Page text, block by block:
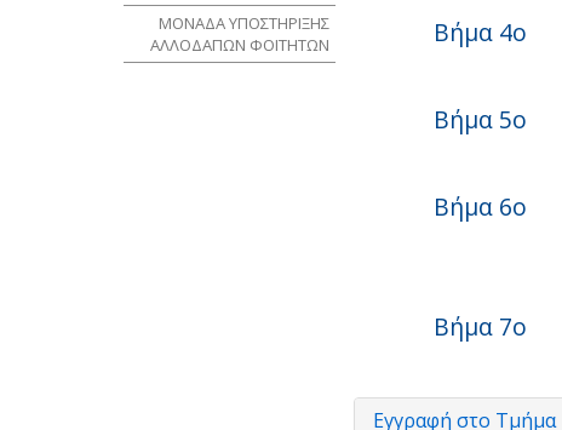
Βήμα 4ο
Βήμα 5ο
Βήμα 6ο
Βήμα 7ο
Εγγραφή στο Τμήμα
ΜΟΝΑΔΑ ΥΠΟΣΤΗΡΙΞΗΣ
ΑΛΛΟΔΑΠΩΝ ΦΟΙΤΗΤΩΝ